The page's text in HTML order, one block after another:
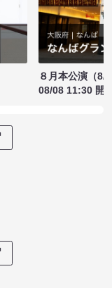
８月本公演（8/
08/08 11:30 開